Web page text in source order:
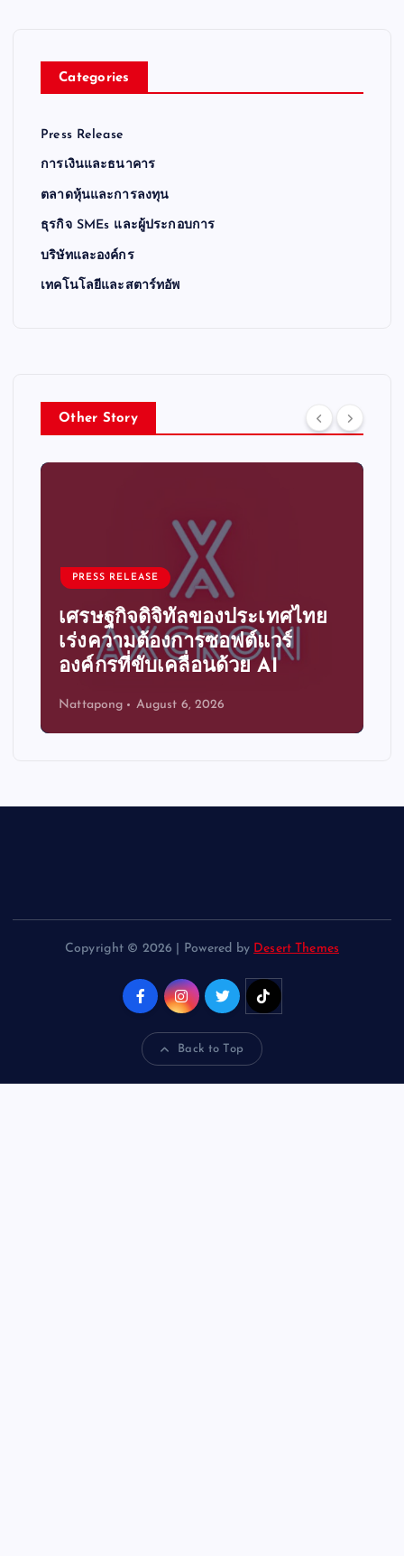
Categories
Press Release
การเงินและธนาคาร
ตลาดหุ้นและการลงทุน
ธุรกิจ SMEs และผู้ประกอบการ
บริษัทและองค์กร
เทคโนโลยีและสตาร์ทอัพ
Other Story
PRESS RELEASE
ระบบอัตโนมัติอัจฉริยะ ก้าวสู่
ความได้เปรียบทางการแข่งขัน
ขององค์กรไทย
Nattapong August 6, 2026
Copyright © 2026 | Powered by Desert Themes
Back to Top